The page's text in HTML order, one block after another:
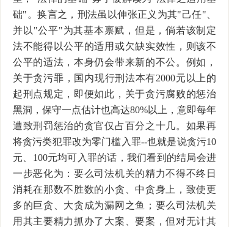
础"。换言之，刑法虽以伸张正义为其"己任"、
并以"公平"为其基本禀赋，但是，倘若该制定
法不能得以公平的适用或欠缺实效性，则该不
公平的适法，本身仍会带来新的不公。例如，
关于贪污罪，国内现行刑法本有2000元以上的
起刑点规定，即便如此，关于贪污腐败的惩治
黑洞，保守一点估计也高达80%以上，意即每年
遭致刑罚惩治的贪官仅占百分之十几。如果再
将贪污类犯罪改为零门槛入罪--也就是说贪污10
元、100元均可入罪的话，我们看到的结局会进
一步恶化为：要么司法机关的精力不得不终日
消耗在那数不胜数的小贪、中贪身上，致使更
多的巨贪、大贪成为漏网之鱼；要么司法机关
用其主要精力抓办了大案、要案，但对无计其